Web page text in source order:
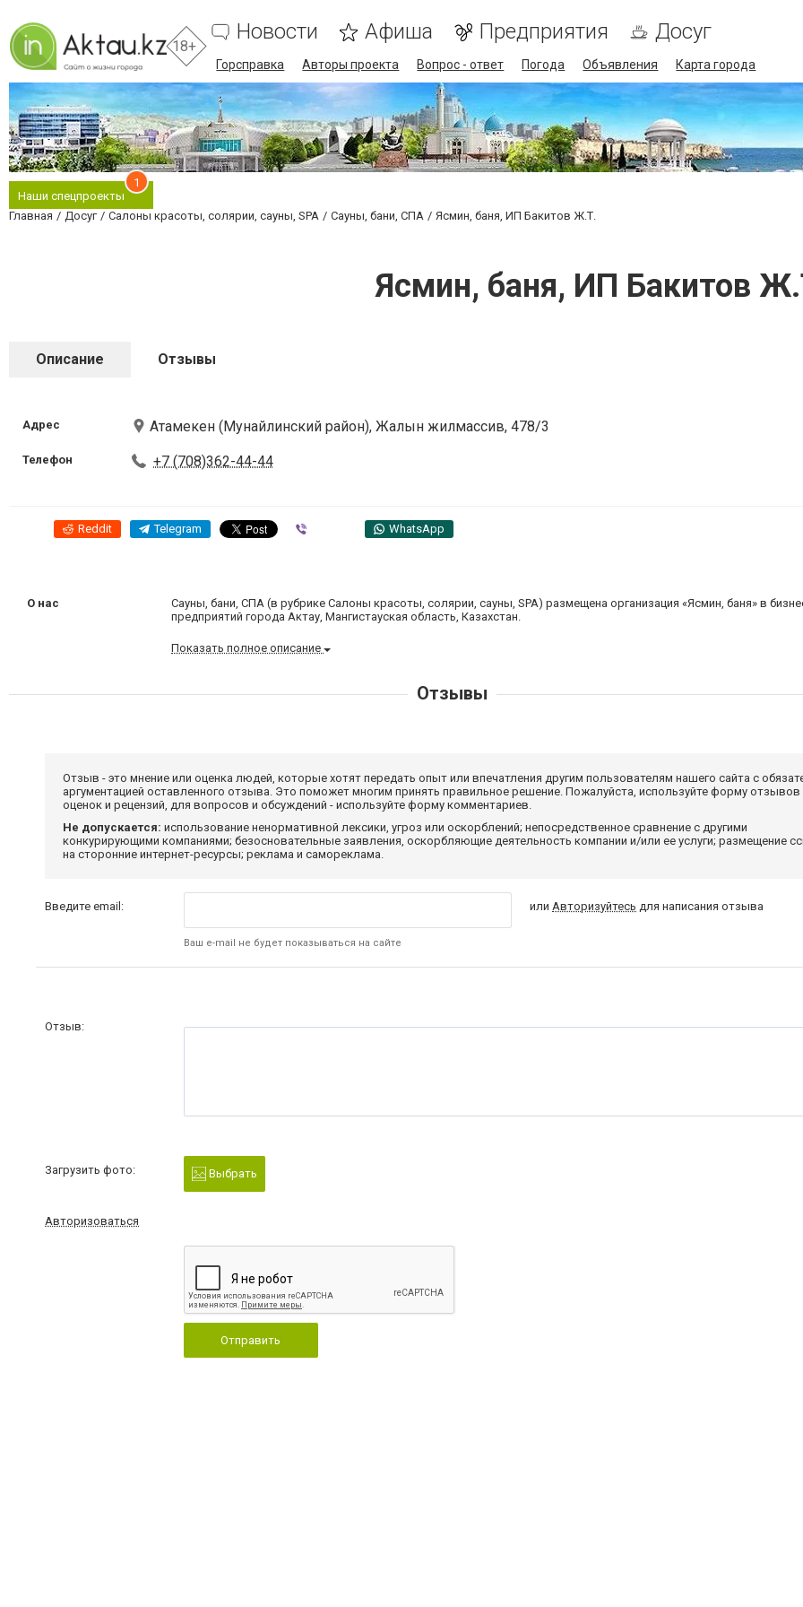
18+
Новости Афиша Предприятия Досуг
Горсправка Авторы проекта Вопрос - ответ Погода Объявления Карта города
Наши спецпроекты
1
Главная Досуг Салоны красоты, солярии, сауны, SPA Сауны, бани, СПА Ясмин, баня, ИП Бакитов Ж.Т.
Ясмин, баня, ИП Бакитов
Описание Отзывы
Адрес Атамекен (Мунайлинский район), Жалын жилмассив, 478/3
Телефон +7 (708)362-44-44
Reddit Telegram WhatsApp
О нас
Сауны, бани, СПА (в рубрике Салоны красоты, солярии, сауны, SPA) размещена организация «Ясмин, баня» в
предприятий города Актау, Мангистауская область, Казахстан.
Показать полное описание
Отзывы
Отзыв - это мнение или оценка людей, которые хотят передать опыт или впечатления другим пользователям нашего сайта с
аргументацией оставленного отзыва. Это поможет многим принять правильное решение. Пожалуйста, используйте форму отзывов
оценок и рецензий, для вопросов и обсуждений - используйте форму комментариев.
Не допускается: использование ненормативной лексики, угроз или оскорблений; непосредственное сравнение с другими
конкурирующими компаниями; безосновательные заявления, оскорбляющие деятельность компании и/или ее услуги; размещение
на сторонние интернет-ресурсы; реклама и самореклама.
Введите email:
Ваш e-mail не будет показываться на сайте
или Авторизуйтесь для написания отзыва
Отзыв:
Загрузить фото: Выбрать
Авторизоваться
Отправить